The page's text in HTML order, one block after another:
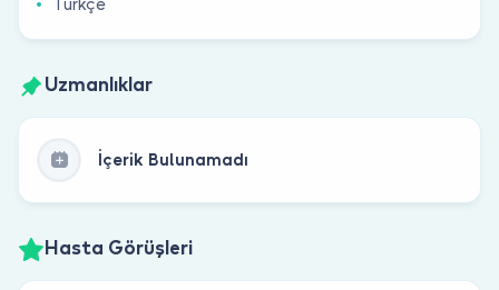
Uzmanlıklar
İçerik Bulunamadı
Hasta Görüşleri